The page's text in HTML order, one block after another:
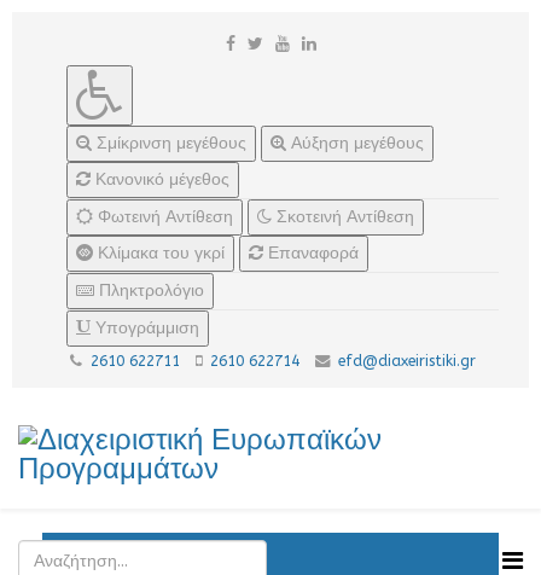
Σμίκρινση μεγέθους
Αύξηση μεγέθους
Κανονικό μέγεθος
Φωτεινή Αντίθεση
Σκοτεινή Αντίθεση
Κλίμακα του γκρί
Επαναφορά
Πληκτρολόγιο
Υπογράμμιση
2610 622711 2610 622714 efd@diaxeiristiki.gr
Ανακοινώσεις